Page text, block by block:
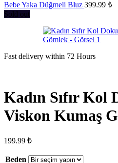
Bebe Yaka Düğmeli Bluz 399.99 ₺
Sold out
Fast delivery within 72 Hours
Kadın Sıfır Kol
Viskon Kumaş
199.99 ₺
Beden